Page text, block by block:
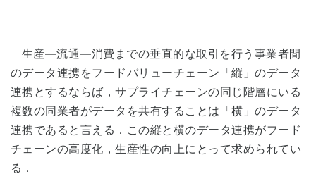
生産―流通―消費までの垂直的な取引を行う事業者間
のデータ連携をフードバリューチェーン「縦」のデータ
連携とするならば，サプライチェーンの同じ階層にいる
複数の同業者がデータを共有することは「横」のデータ
連携であると言える．この縦と横のデータ連携がフード
チェーンの高度化，生産性の向上にとって求められてい
る．